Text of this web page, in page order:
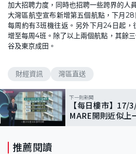
加大招聘力度，同時也招聘一些跨界的人
大灣區航空宣布新增第五個航點，下月28
每周約有3班機往返。另外下月24日起，
增至每周4班。除了以上兩個航點，其餘
谷及東京成田。
財經資訊 灣區直送
下一則新聞
【每日樓市】17/
MARE開則近似上
推薦閱讀